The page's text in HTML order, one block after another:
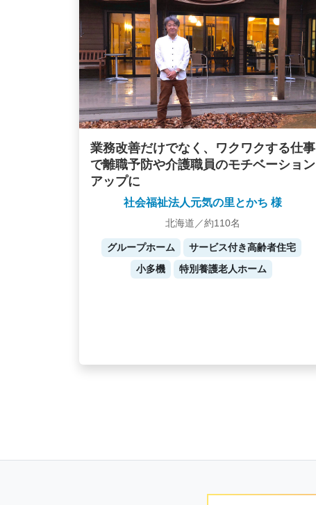
業務改善だけでなく、ワクワクする仕事
で離職予防や介護職員のモチベーション
アップに
社会福祉法人元気の里とかち 様
北海道／約110名
グループホーム
サービス付き高齢者住宅
小多機
特別養護老人ホーム